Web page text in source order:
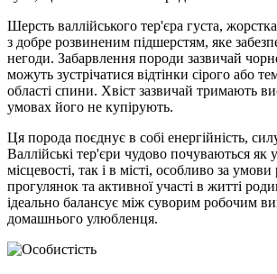
Шерсть валлійського тер'єра густа,
з добре розвиненим підшерстям, яке
негоди. Забарвлення породи зазвичай
можуть зустрічатися відтінки сірого або
області спини. Хвіст зазвичай тримають
умовах його не купірують.
Ця порода поєднує в собі енергійність,
Валлійські тер'єри чудово почуваються як у
місцевості, так і в місті, особливо за
прогулянок та активної участі в житті
ідеально балансує між суворим робочим
домашнього улюбленця.